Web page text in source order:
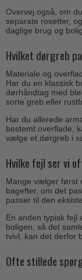
Overvej også, om
separate rosetter,
daglige brug og
Hvilket dørgreb
Materiale og
Har du en klassisk
dørhåndtag med
sorte greb eller
Har du allerede
bestemt overflade,
vælge et dørgreb i
Hvilke fejl ser vi
Mange vælger først
bagefter, om det
passer til den
En anden typisk fejl
boligen, så det
tvivl, kan det derfor
Ofte stillede